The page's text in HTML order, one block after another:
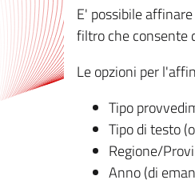
E' possibile
filtro che consente
Le opzioni per
Tipo
Tipo di testo
Regione/
Anno (di